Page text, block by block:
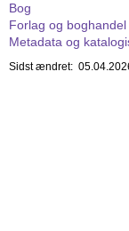
Bog
Forlag og boghandel
Metadata og
Sidst ændret: